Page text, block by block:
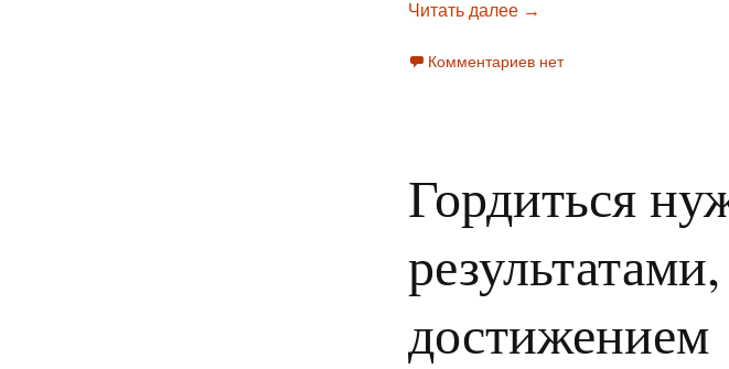
Читать далее Internet Explorer и
→
Комментариев нет
Гордиться
достижением